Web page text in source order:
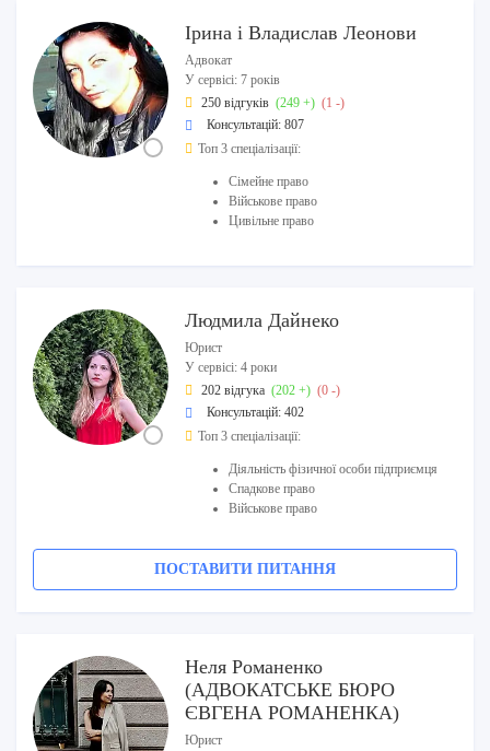
Ірина і Владислав Леонови
Адвокат
У сервісі: 7 років
250 відгуків (249 +) (1 -)
Консультацій: 807
Топ 3 спеціалізації:
Сімейне право
Військове право
Цивільне право
Людмила Дайнеко
Юрист
У сервісі: 4 роки
202 відгука (202 +) (0 -)
Консультацій: 402
Топ 3 спеціалізації:
Діяльність фізичної особи підприємця
Спадкове право
Військове право
ПОСТАВИТИ ПИТАННЯ
Неля Романенко
(АДВОКАТСЬКЕ БЮРО
ЄВГЕНА РОМАНЕНКА)
Юрист